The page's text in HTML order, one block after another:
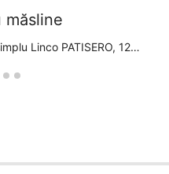
măsline
Linco PATISERO, 12…